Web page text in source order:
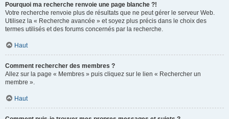
Pourquoi ma recherche renvoie une page blanche ?!
Votre recherche renvoie plus de résultats que ne peut gérer le serveur Web.
Utilisez la « Recherche avancée » et soyez plus précis dans le choix des
termes utilisés et des forums concernés par la recherche.
Haut
Comment rechercher des membres ?
Allez sur la page « Membres » puis cliquez sur le lien « Rechercher un
membre ».
Haut